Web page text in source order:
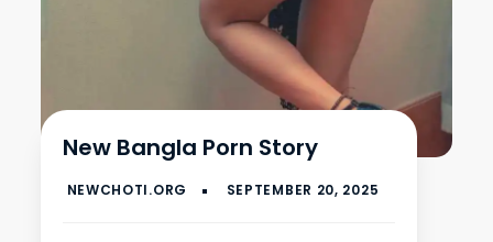
New Bangla Porn Story